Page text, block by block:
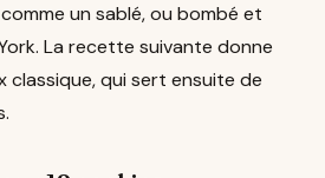
un sablé, ou bombé et
La recette suivante donne
classique, qui sert ensuite de